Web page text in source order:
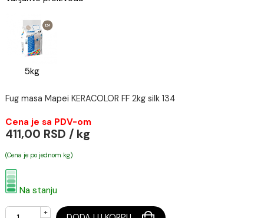
Varijante proizvoda
5kg
Cena je sa PDV-om
411,00 RSD / kg
(Cena je po jednom kg)